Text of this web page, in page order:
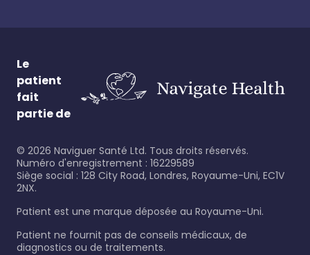
Le
patient
fait
partie de
© 2026 Naviguer Santé Ltd. Tous droits réservés.
Numéro d'enregistrement : 16229589
Siège social : 128 City Road, Londres, Royaume-Uni, EC1V
2NX.
Patient est une marque déposée au Royaume-Uni.
Patient ne fournit pas de conseils médicaux, de
diagnostics ou de traitements.